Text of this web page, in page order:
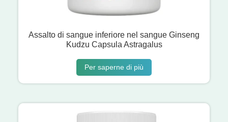
Assalto di sangue inferiore nel sangue Ginseng
Kudzu Capsula Astragalus
Per saperne di più